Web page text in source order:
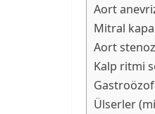
Aort
Mitral
Aort
Kalp ritmi
Ülserler